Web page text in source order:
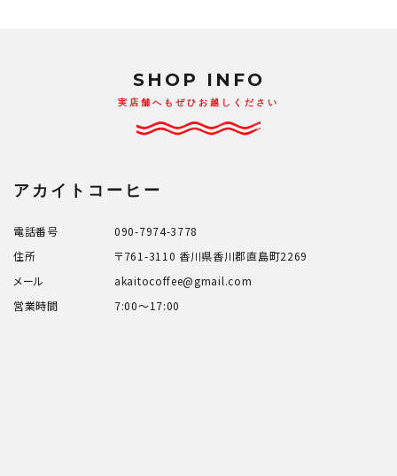
SHOP INFO
実店舗へもぜひお越しください
アカイトコーヒー
電話番号
090-7974-3778
住所
〒761-3110 香川県香川郡直島町2269
メール
akaitocoffee@gmail.com
営業時間
7:00～17:00